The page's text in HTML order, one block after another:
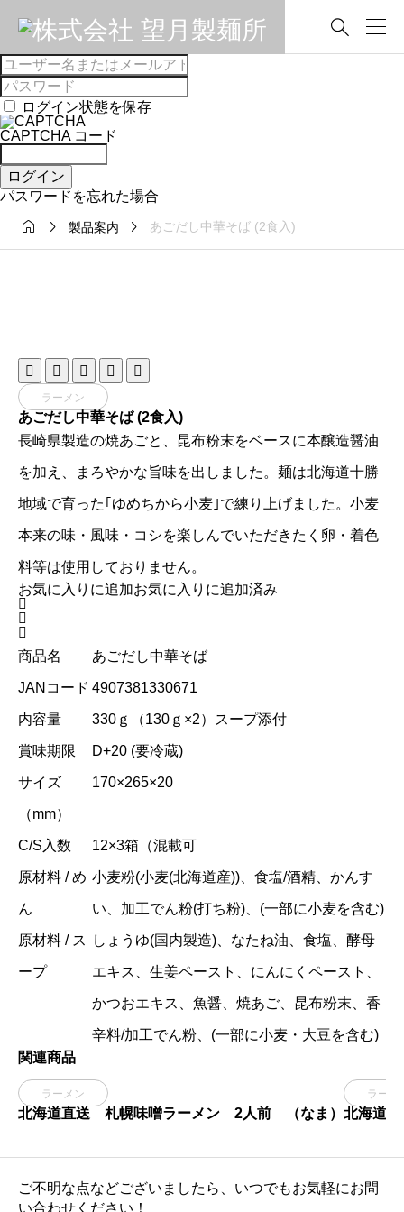

ログイン状態を保存
CAPTCHA コード
ログイン
パスワードを忘れた場合
  製品案内  あごだし中華そば (2食入)
    
ラーメン
あごだし中華そば (2食入)
長崎県製造の焼あごと、昆布粉末をベースに本醸造醤油
を加え、まろやかな旨味を出しました。麺は北海道十勝
地域で育った｢ゆめちから小麦｣で練り上げました。小麦
本来の味・風味・コシを楽しんでいただきたく卵・着色
料等は使用しておりません。
お気に入りに追加お気に入りに追加済み



商品名
あごだし中華そば
JANコード 4907381330671
内容量 330ｇ（130ｇ×2）スープ添付
賞味期限 D+20 (要冷蔵)
サイズ
（mm）
170×265×20
C/S入数 12×3箱（混載可
原材料 / め
ん
小麦粉(小麦(北海道産))、食塩/酒精、かんす
い、加工でん粉(打ち粉)、(一部に小麦を含む)
原材料 / ス
ープ
しょうゆ(国内製造)、なたね油、食塩、酵母
エキス、生姜ペースト、にんにくペースト、
かつおエキス、魚醤、焼あご、昆布粉末、香
辛料/加工でん粉、(一部に小麦・大豆を含む)
関連商品
ラーメン
北海道直送 札幌味噌ラーメン 2人前 （なま）
ラーメ
北海道
ご不明な点などございましたら、いつでもお気軽にお問
い合わせください！